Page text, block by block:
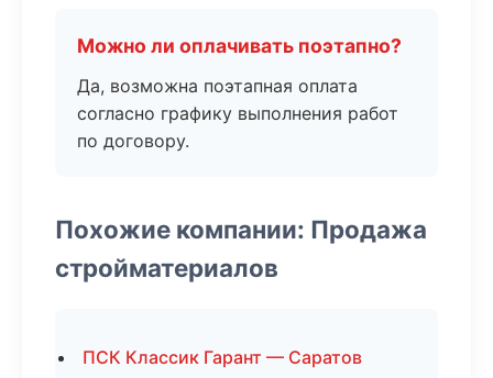
Можно ли оплачивать поэтапно?
Да, возможна поэтапная оплата
согласно графику выполнения работ
по договору.
Похожие компании: Продажа
стройматериалов
ПСК Классик Гарант — Саратов